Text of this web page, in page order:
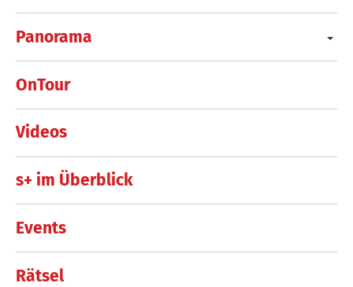
Panorama
OnTour
Videos
s+ im Überblick
Events
Rätsel